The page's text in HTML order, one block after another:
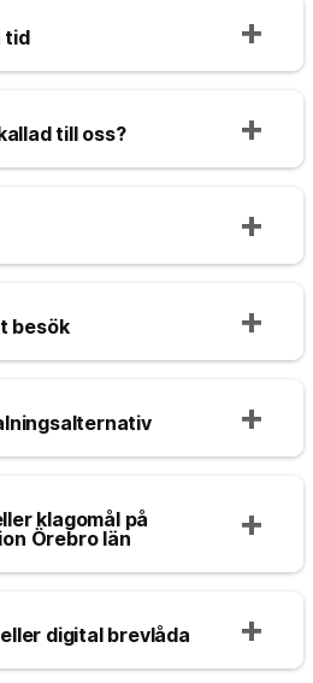
tid
till oss?
besök
klagomål på
Örebro län
digital brevlåda